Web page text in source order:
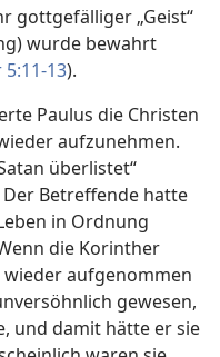
gottgefälliger „Geist“
wurde bewahrt
13).
Paulus die Christen
aufzunehmen.
überlistet“
Betreffende hatte
in Ordnung
die Korinther
aufgenommen
gewesen,
und damit hätte er sie